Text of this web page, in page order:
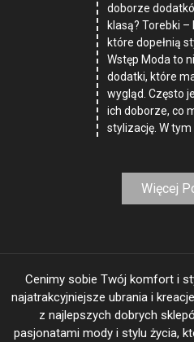
doborze
klasą? Torebki
które dopełnią
Wstęp Moda to
dodatki, które
wygląd. Często
ich doborze, co
stylizację. W
Więcej
Cenimy sobie Twój komfort i
najatrakcyjniejsze ubrania i
z najlepszych dobrych
pasjonatami mody i stylu życia,